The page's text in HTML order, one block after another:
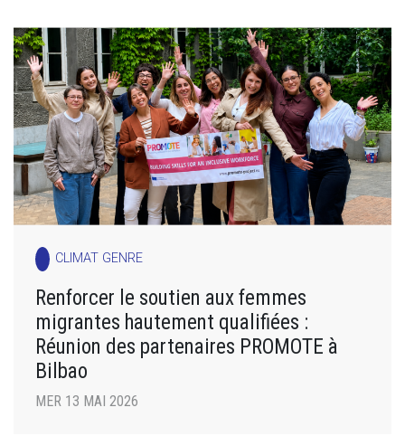
CLIMAT GENRE
Renforcer le soutien aux femmes
migrantes hautement qualifiées :
Réunion des partenaires PROMOTE à
Bilbao
MER 13 MAI 2026